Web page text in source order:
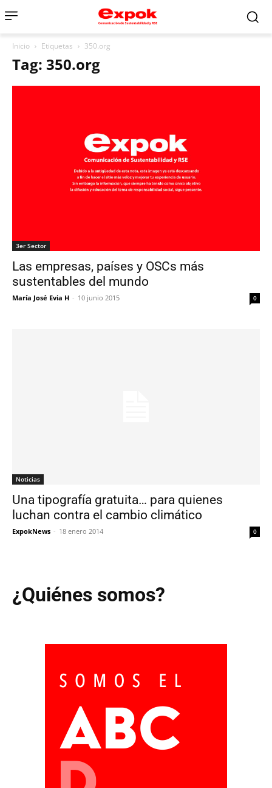
Inicio Etiquetas 350.org
Tag: 350.org
3er Sector
Las empresas, países y OSCs más
sustentables del mundo
María José Evia H - 10 junio 2015 0
Noticias
Una tipografía gratuita… para quienes
luchan contra el cambio climático
ExpokNews - 18 enero 2014 0
¿Quiénes somos?